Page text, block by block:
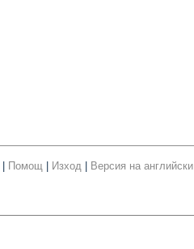
Помощ Изход Версия на английски